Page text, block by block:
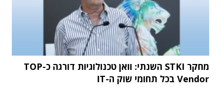
מחקר STKI השנתי: וואן טכנולוגיות דורגה כ-TOP
Vendor בכל תחומי שוק ה-IT